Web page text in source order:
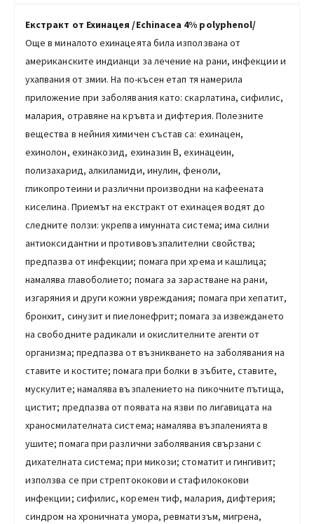
Екстракт от Ехинацея /Echinacea 4% polyphenol/
Още в миналото ехинацеята била използвана от
американските индианци за лечение на рани, инфекции и
ухапвания от змии. На по-късен етап тя намерила
приложение при заболявания като: скарлатина, сифилис,
малария, отравяне на кръвта и дифтерия. Полезните
вещества в нейния химичен състав са: ехинацен,
ехинолон, ехинакозид, ехиназин B, ехинацеин,
полизахарид, алкиламиди, инулин, феноли,
гликопротеини и различни производни на кафеената
киселина. Приемът на екстракт от ехинацея водят до
следните ползи: укрепва имунната система; има силни
антиоксидантни и противовъзпалителни свойства;
предпазва от инфекции; помага при хрема и кашлица;
намалява главоболието; помага за зарастване на рани,
изгаряния и други кожни увреждания; помага при хепатит,
бронхит, синузит и пиелонефрит; помага за извеждането
на свободните радикали и окислителните агенти от
организма; предпазва от възникването на заболявания на
ставите и костите; помага при болки в зъбите, ставите,
мускулите; намалява възпалението на пикочните пътища,
цистит; предпазва от появата на язви по лигавицата на
храносмилателната система; намалява възпаленията в
ушите; помага при различни заболявания свързани с
дихателната система; при микози; стоматит и гингивит;
използва се при стрептококови и стафилококови
инфекции; сифилис, коремен тиф, малария, дифтерия;
синдром на хроничната умора, ревматизъм, мигрена,